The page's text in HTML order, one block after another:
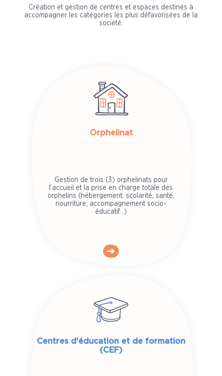
Création et gestion de centres et espaces destinés à
accompagner les catégories les plus défavorisées de la
société.
Orphelinat
Gestion de trois (3) orphelinats pour
l’accueil et la prise en charge totale des
orphelins (hébergement, scolarité, santé,
nourriture, accompagnement socio-
éducatif…)
Centres d'éducation et de formation
(CEF)